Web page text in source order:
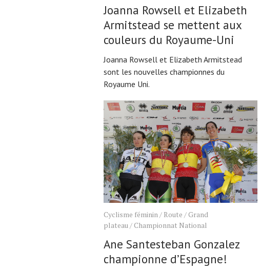
Joanna Rowsell et Elizabeth
Armitstead se mettent aux
couleurs du Royaume-Uni
Joanna Rowsell et Elizabeth Armitstead
sont les nouvelles championnes du
Royaume Uni.
Cyclisme féminin/ Route / Grand
plateau/ Championnat National
Ane Santesteban Gonzalez
championne d’Espagne!